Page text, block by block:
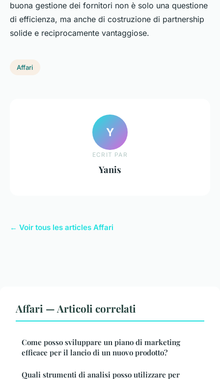
buona gestione dei fornitori non è solo una questione
di efficienza, ma anche di costruzione di partnership
solide e reciprocamente vantaggiose.
Affari
Y
ECRIT PAR
Yanis
← Voir tous les articles Affari
Affari — Articoli correlati
Come posso sviluppare un piano di marketing
efficace per il lancio di un nuovo prodotto?
Quali strumenti di analisi posso utilizzare per